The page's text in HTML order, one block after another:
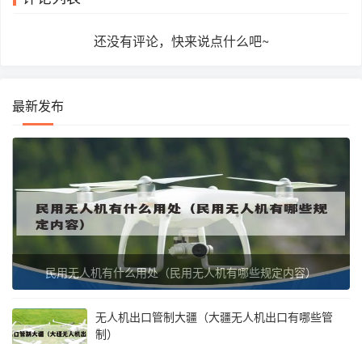
还没有评论，快来说点什么吧~
最新发布
民用无人机有什么用处（民用无人机有哪些规定内容）
无人机出口管制大疆（大疆无人机出口有哪些管
制）